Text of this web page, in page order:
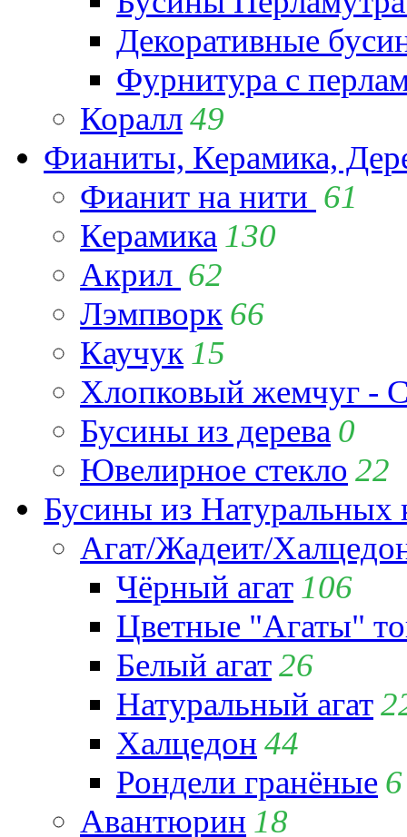
Декоративные
Фурнитура с
Коралл49
Фианиты, Керамика,
Фианит на нити 61
Керамика 130
Акрил 62
Лэмпворк 66
Каучук 15
Хлопковый жемчуг -
Бусины из дерева 0
Ювелирное стекло 22
Бусины из Натуральных
Агат/Жадеит/
Чёрный агат 106
Цветные "Агаты"
Белый агат26
Натуральный агат
Халцедон 44
Рондели гранёные 6
Авантюрин 18